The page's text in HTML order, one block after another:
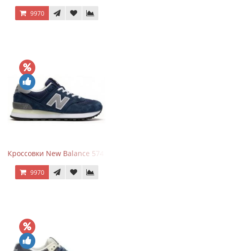
9970
Кроссовки New Balance 574 Classic Blue Grey
9970